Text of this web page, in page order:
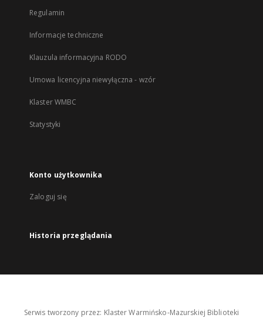
Regulamin
Informacje techniczne
Klauzula informacyjna RODO
Umowa licencyjna niewyłączna - wzór
Klaster WMBC
Statystyki
Konto użytkownika
Zaloguj się
Historia przeglądania
Serwis tworzony przez: Klaster Warmińsko-Mazurskiej Biblioteki